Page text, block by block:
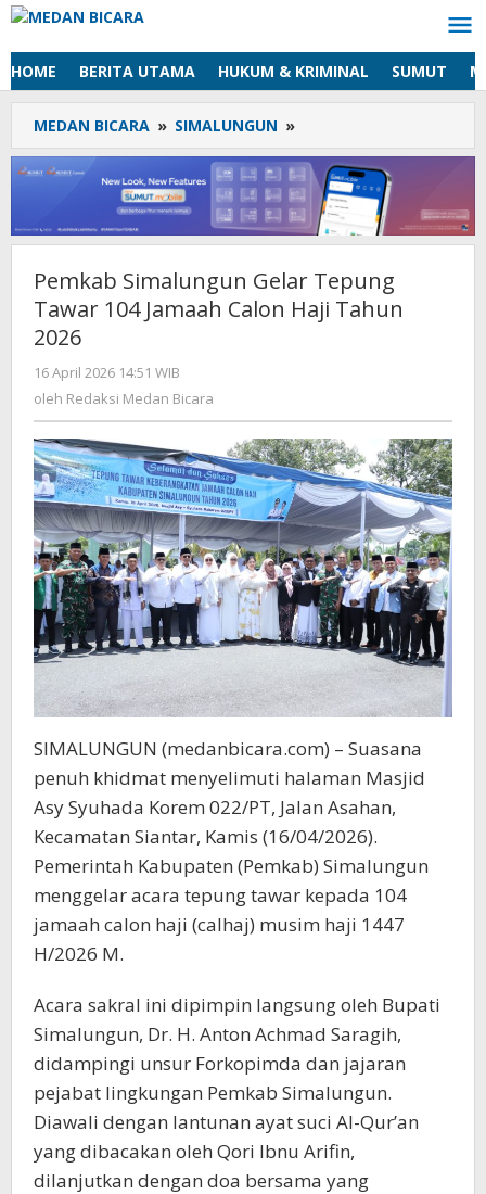
Lewati
konten
HOME BERITA UTAMA HUKUM & KRIMINAL SUMUT
MEDAN BICARA » SIMALUNGUN »
Simalungun
Gelar
Tepung
Tawar
104
Calon
Haji
Pemkab Simalungun Gelar Tepung
Tawar 104 Jamaah Calon Haji Tahun
2026
16 April 2026 14:51 WIB
Redaksi
oleh Redaksi Medan Bicara
SIMALUNGUN (medanbicara.com) – Suasana
penuh khidmat menyelimuti halaman Masjid
Asy Syuhada Korem 022/PT, Jalan Asahan,
Kecamatan Siantar, Kamis (16/04/2026).
Pemerintah Kabupaten (Pemkab) Simalungun
menggelar acara tepung tawar kepada 104
jamaah calon haji (calhaj) musim haji 1447
H/2026 M.
Acara sakral ini dipimpin langsung oleh Bupati
Simalungun, Dr. H. Anton Achmad Saragih,
didampingi unsur Forkopimda dan jajaran
pejabat lingkungan Pemkab Simalungun.
Diawali dengan lantunan ayat suci Al-Qur’an
yang dibacakan oleh Qori Ibnu Arifin,
dilanjutkan dengan doa bersama yang